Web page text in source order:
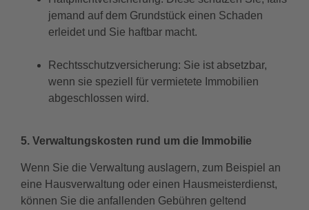
jemand auf dem Grundstück einen Schaden
erleidet und Sie haftbar macht.
Rechtsschutzversicherung: Sie ist absetzbar,
wenn sie speziell für vermietete Immobilien
abgeschlossen wird.
5. Verwaltungskosten rund um die Immobilie
Wenn Sie die Verwaltung auslagern, zum Beispiel an
eine Hausverwaltung oder einen Hausmeisterdienst,
können Sie die anfallenden Gebühren geltend